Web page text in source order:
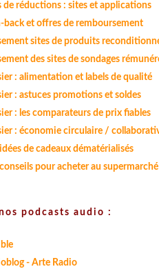
de réductions : sites et applications
back et offres de remboursement
sites de produits
des sites de sondages
: alimentation et labels de qualité
: astuces promotions et soldes
: les comparateurs de prix fiables
: économie circulaire /
de cadeaux dématérialisés
pour acheter au supermarché
podcasts audio :
- Arte Radio